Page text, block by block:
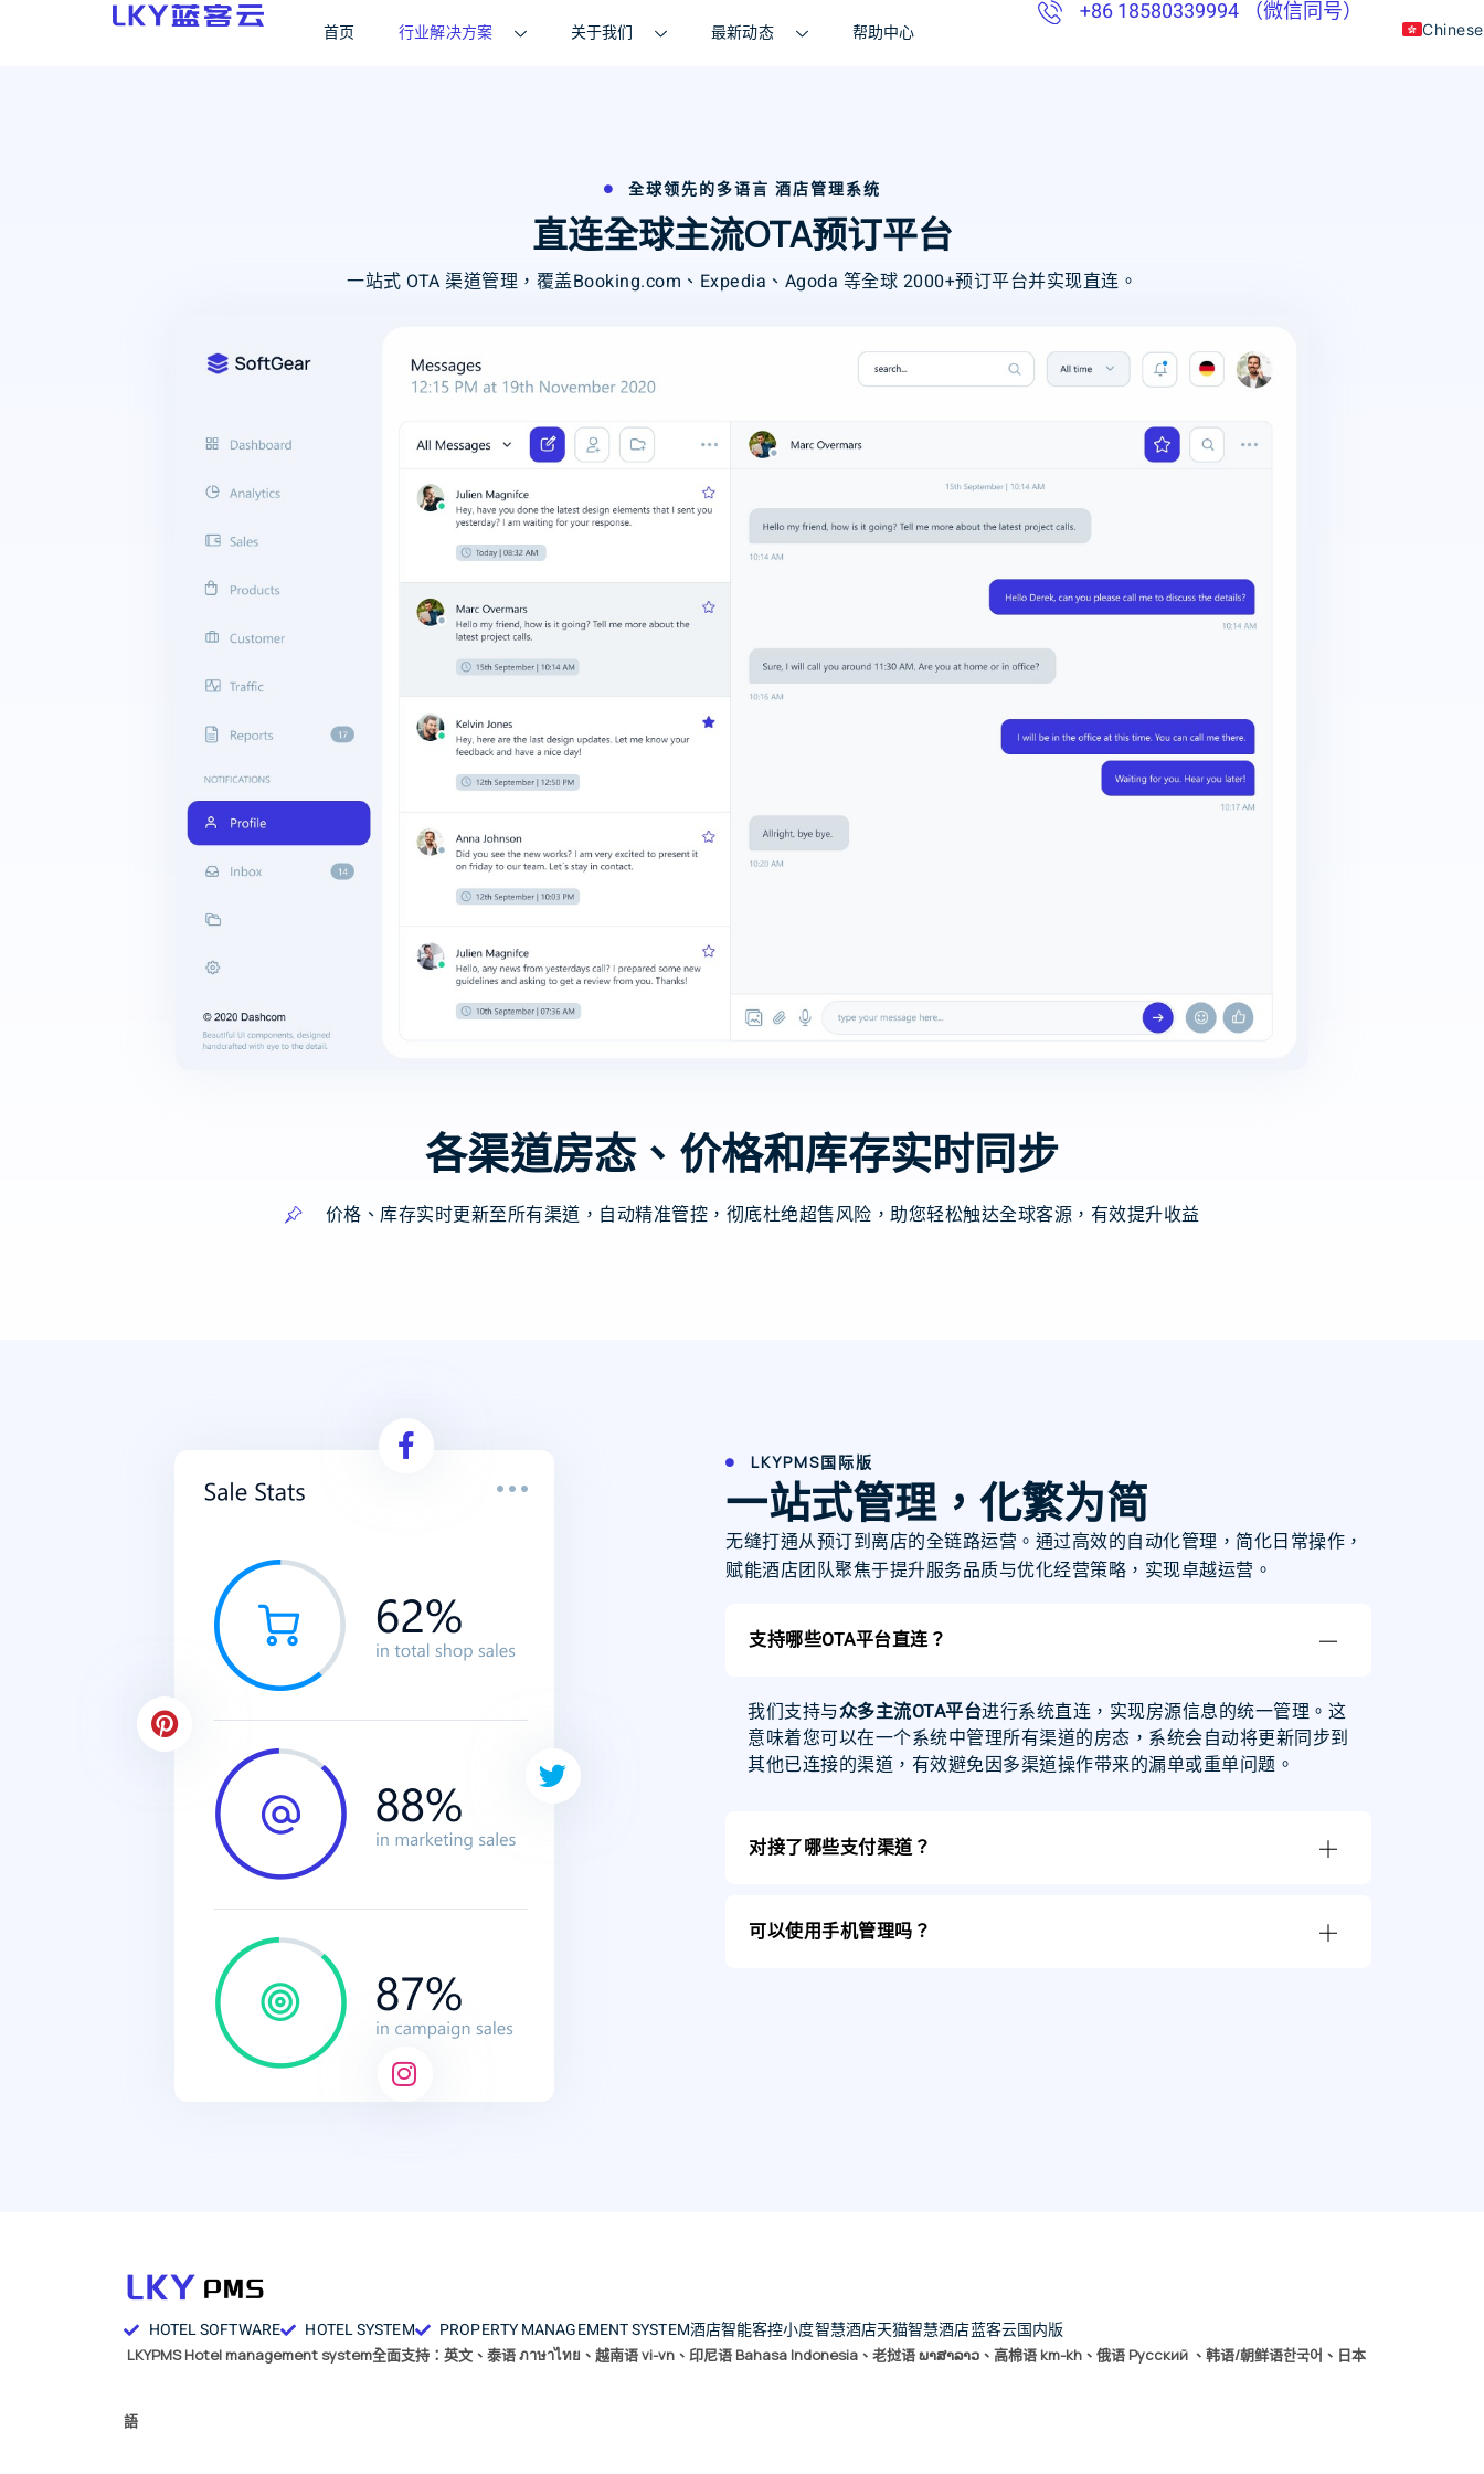
首页 行业解决方案 关于我们 最新动态 帮助中心
+86 18580339994 （微信同号）
全球领先的多语言 酒店管理系统
直连全球主流OTA预订平台
一站式 OTA 渠道管理，覆盖Booking.com、Expedia、Agoda 等全球 2000+预订平台并实现直连。
各渠道房态、价格和库存实时同步
价格、库存实时更新至所有渠道，自动精准管控，彻底杜绝超售风险，助您轻松触达全球客源，有效提升收益
LKYPMS国际版
一站式管理，化繁为简
无缝打通从预订到离店的全链路运营。通过高效的自动化管理，简化日常操作，
赋能酒店团队聚焦于提升服务品质与优化经营策略，实现卓越运营。
支持哪些OTA平台直连？
我们支持与众多主流OTA平台进行系统直连，实现房源信息的统一管理。这
意味着您可以在一个系统中管理所有渠道的房态，系统会自动将更新同步到
其他已连接的渠道，有效避免因多渠道操作带来的漏单或重单问题。
对接了哪些支付渠道？
可以使用手机管理吗？
HOTEL SOFTWARE HOTEL SYSTEM PROPERTY MANAGEMENT SYSTEM酒店智能客控小度智慧酒店天猫智慧酒店蓝客云国内版
LKYPMS Hotel management system全面支持：英文、泰语 ภาษาไทย、越南语 vi-vn、印尼语 Bahasa Indonesia、老挝语 ພາສາລາວ、高棉语 km-kh、俄语 Русский 、韩语/朝鲜语한국어、日本
語